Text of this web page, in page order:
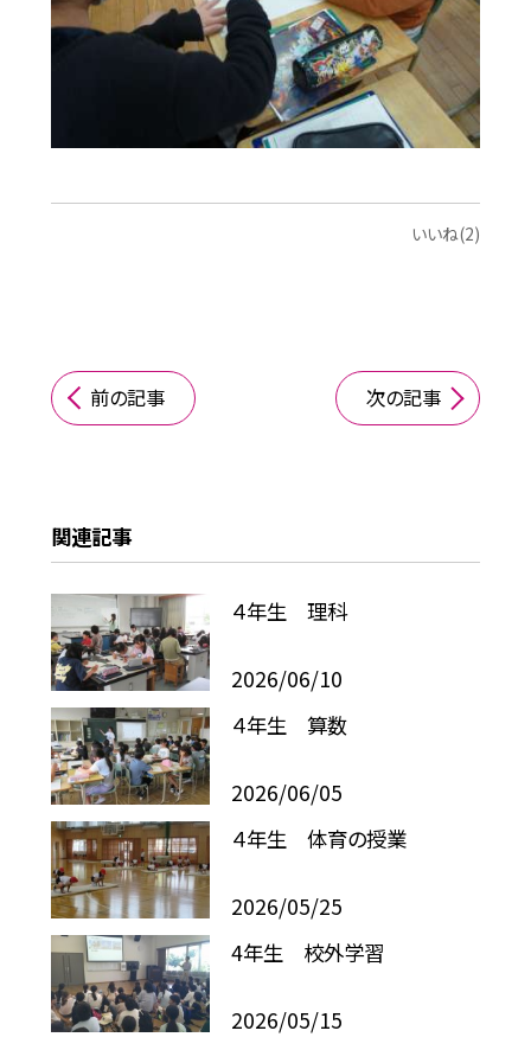
いいね(2)
前の記事 次の記事
関連記事
４年生 理科
2026/06/10
４年生 算数
2026/06/05
４年生 体育の授業
2026/05/25
4年生 校外学習
2026/05/15